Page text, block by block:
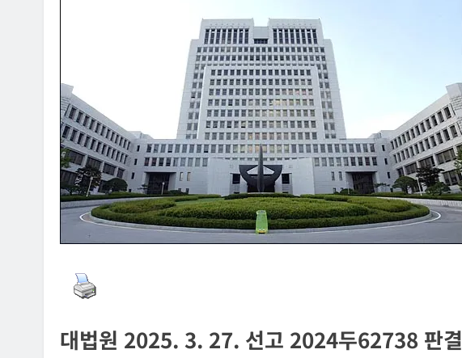
대법원 2025. 3. 27. 선고 2024두62738 판결
시한 사건
[Russia] 텔레그램 설립자 파벨 두로프 기소
2026년 07월 31일